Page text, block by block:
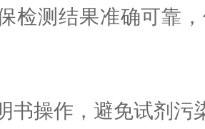
检测结果准确可靠
书操作，避免试剂污